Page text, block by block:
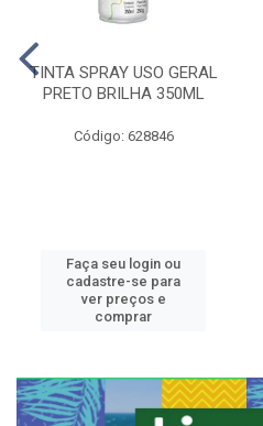
TINTA SPRAY USO GERAL
PRETO BRILHA 350ML
Código: 628846
Faça seu login ou
cadastre-se para
ver preços e
comprar